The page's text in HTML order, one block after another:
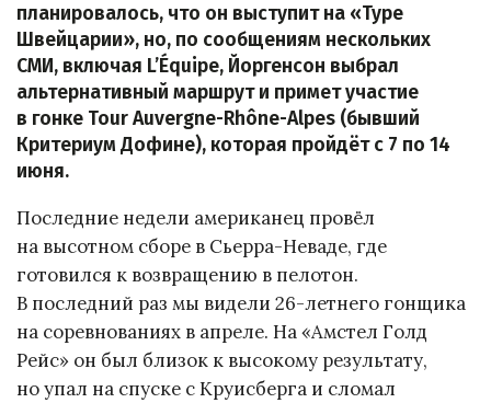
планировалось, что он выступит на «Туре
Швейцарии», но, по сообщениям нескольких
СМИ, включая L’Équipe, Йоргенсон выбрал
альтернативный маршрут и примет участие
в гонке Tour Auvergne-Rhône-Alpes (бывший
Критериум Дофине), которая пройдёт с 7 по 14
июня.
Последние недели американец провёл
на высотном сборе в Сьерра-Неваде, где
готовился к возвращению в пелотон.
В последний раз мы видели 26-летнего гонщика
на соревнованиях в апреле. На «Амстел Голд
Рейс» он был близок к высокому результату,
но упал на спуске с Круисберга и сломал